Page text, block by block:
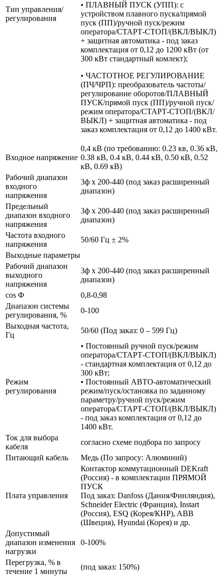
Тип управления/
регулирования
• ПЛАВНЫЙ ПУСК (УПП): с
устройством плавного пуска/прямой
пуск (ПП)/ручной пуск/режим
оператора/СТАРТ-СТОП/(ВКЛ/ВЫКЛ)
+ защитная автоматика - под заказ
комплектация от 0,12 до 1200 кВт (от
300 кВт стандартный комлект);
• ЧАСТОТНОЕ РЕГУЛИРОВАНИЕ
(ПЧ/ЧРП): преобразователь частоты/
регулирование оборотов/ПЛАВНЫЙ
ПУСК/прямой пуск (ПП)/ручной пуск/
режим оператора/СТАРТ-СТОП/(ВКЛ/
ВЫКЛ) + защитная автоматика - под
заказ комплектация от 0,12 до 1400 кВт.
Входное напряжение
0,4 кВ (по требованию: 0.23 кв, 0.36 кВ,
0.38 кВ, 0.4 кВ, 0.44 кВ, 0.50 кВ, 0.52
кВ, 0.69 кВ)
Рабочий диапазон
входного
напряжения
3ф х 200-440 (под заказ расширенный
диапазон)
Предельный
диапазон входного
напряжения
3ф х 200-440 (под заказ расширенный
диапазон)
Частота входного
напряжения
50/60 Гц ± 2%
Выходные параметры
Рабочий диапазон
выходного
напряжения
3ф х 200-440 (под заказ расширенный
диапазон)
cos Ф
0,8-0,98
Диапазон системы
регулирования, %
0-100
Выходная частота,
Гц
50/60 (Под заказ: 0 – 599 Гц)
Режим
регулирования
• Постоянный ручной пуск/режим
оператора/СТАРТ-СТОП/(ВКЛ/ВЫКЛ)
- стандартная комплектация от 0,12 до
300 кВт;
• Постоянный АВТО-автоматический
режим/пуск/остановка по заданному
параметру/ручной пуск/режим
оператора/СТАРТ-СТОП/(ВКЛ/ВЫКЛ)
- под заказ комплектация от 0,12 до
1400 кВт.
Ток для выбора
кабеля
согласно схеме подбора по запросу
Питающий кабель
Медь (По запросу: Алюминий)
Плата управления
Контактор коммутационный DEKraft
(Россия) - в комплектации ПРЯМОЙ
ПУСК
Под заказ: Danfoss (Дания/Финляндия),
Schneider Electric (Франция), Instart
(Россия), ESQ (Корея/КНР), ABB
(Швеция), Hyundai (Корея) и др.
Допустимый
диапазон изменения
нагрузки
0-100%
Перегрузка, % в
течение 1 минуты
(под заказ: 150%)